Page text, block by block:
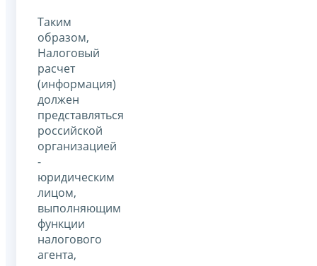
Таким
образом,
Налоговый
расчет
(информация)
должен
представляться
российской
организацией
-
юридическим
лицом,
выполняющим
функции
налогового
агента,